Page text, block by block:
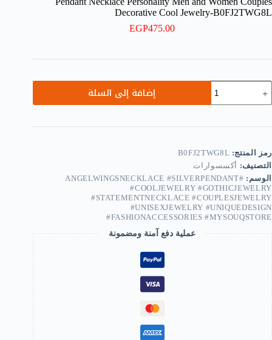
Decorative Cool Jewelry-B0FJ2TWG8L
EGP475.00
(1
Creative
Silver
Color
Evil
Angel
Wings
Pendant
Necklace
Personality
and
Women
Couples
Decorative
Cool
Jewelry-
B0FJ2TWG8L
إضافة إلى السلة
رمز المنتج: B0FJ2TWG8L
التصنيف: أكسسوارات
الوسم:
#ANGELWINGSNECKLACE #SILVERPENDANT
#COOLJEWELRY #GOTHICJEWELRY
#STATEMENTNECKLACE #COUPLESJEWELRY
#UNISEXJEWELRY #UNIQUEDESIGN
#FASHIONACCESSORIES #MYSOUQSTORE
عملية دفع آمنة ومضمونة